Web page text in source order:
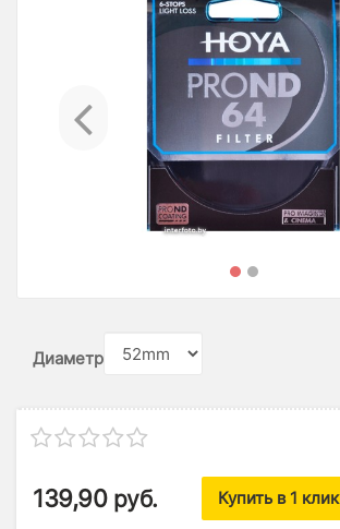
Previous
Диаметр
139,90 руб. Купить в 1 клик